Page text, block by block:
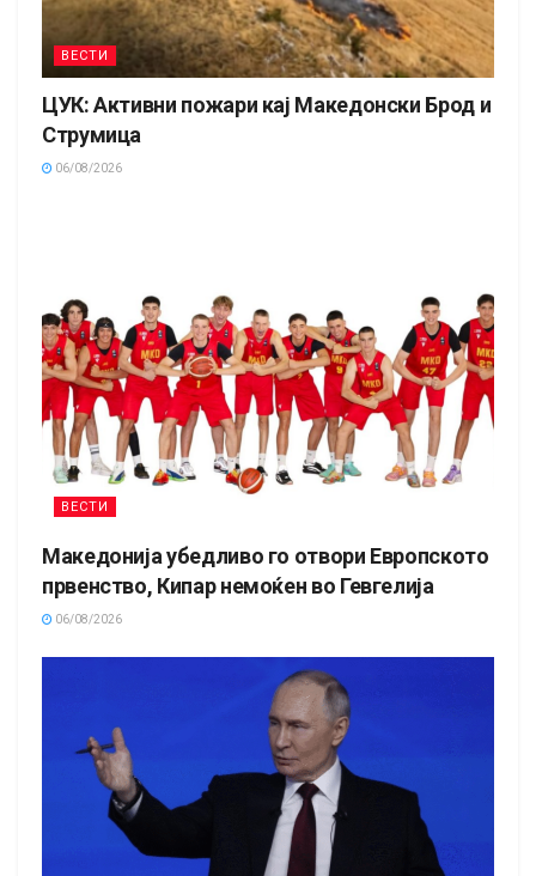
ВЕСТИ
ЦУК: Активни пожари кај Македонски Брод и
Струмица
06/08/2026
ВЕСТИ
Македонија убедливо го отвори Европското
првенство, Кипар немоќен во Гевгелија
06/08/2026